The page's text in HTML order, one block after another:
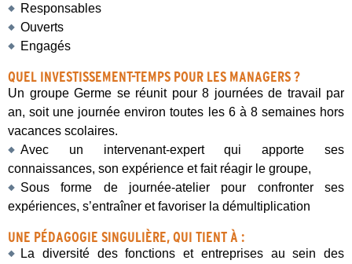
Responsables
Ouverts
Engagés
QUEL INVESTISSEMENT-TEMPS POUR LES MANAGERS ?
Un groupe Germe se réunit pour 8 journées de travail par
an, soit une journée environ toutes les 6 à 8 semaines hors
vacances scolaires.
Avec un intervenant-expert qui apporte ses
connaissances, son expérience et fait réagir le groupe,
Sous forme de journée-atelier pour confronter ses
expériences, s’entraîner et favoriser la démultiplication
UNE PÉDAGOGIE SINGULIÈRE, QUI TIENT À :
La diversité des fonctions et entreprises au sein des